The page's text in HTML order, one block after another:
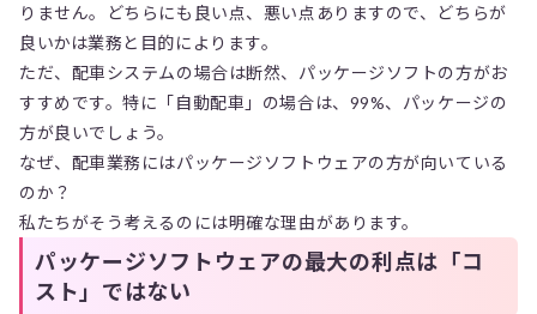
りません。どちらにも良い点、悪い点ありますので、どちらが
良いかは業務と目的によります。
ただ、配車システムの場合は断然、パッケージソフトの方がお
すすめです。特に「自動配車」の場合は、99%、パッケージの
方が良いでしょう。
なぜ、配車業務にはパッケージソフトウェアの方が向いている
のか？
私たちがそう考えるのには明確な理由があります。
パッケージソフトウェアの最大の利点は「コ
スト」ではない